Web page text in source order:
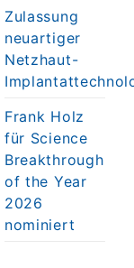
Zulassung
neuartiger
Netzhaut-
Frank Holz
für Science
Breakthrough
of the Year
2026
nominiert